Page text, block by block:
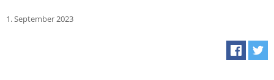
1. September 2023